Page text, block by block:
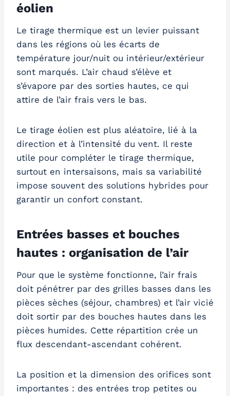
éolien
Le tirage thermique est un levier puissant
dans les régions où les écarts de
température jour/nuit ou intérieur/extérieur
sont marqués. L’air chaud s’élève et
s’évapore par des sorties hautes, ce qui
attire de l’air frais vers le bas.
Le tirage éolien est plus aléatoire, lié à la
direction et à l’intensité du vent. Il reste
utile pour compléter le tirage thermique,
surtout en intersaisons, mais sa variabilité
impose souvent des solutions hybrides pour
garantir un confort constant.
Entrées basses et bouches
hautes : organisation de l’air
Pour que le système fonctionne, l’air frais
doit pénétrer par des grilles basses dans les
pièces sèches (séjour, chambres) et l’air vicié
doit sortir par des bouches hautes dans les
pièces humides. Cette répartition crée un
flux descendant-ascendant cohérent.
La position et la dimension des orifices sont
importantes : des entrées trop petites ou